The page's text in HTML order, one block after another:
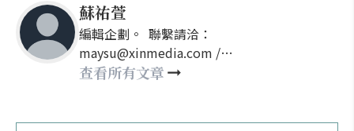
蘇祐萱
編輯企劃。 聯繫請洽：
maysu@xinmedia.com /
may860527@gmail.com
查看所有文章